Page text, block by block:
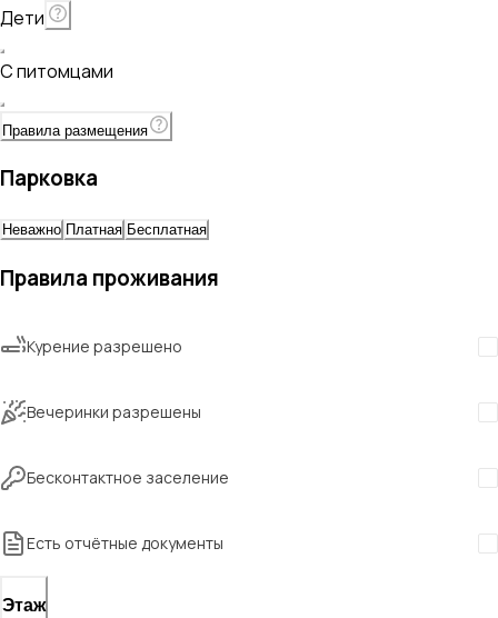
Дети
С питомцами
Правила размещения
Парковка
Неважно Платная Бесплатная
Правила проживания
Курение разрешено
Вечеринки разрешены
Бесконтактное заселение
Есть отчётные документы
Этаж